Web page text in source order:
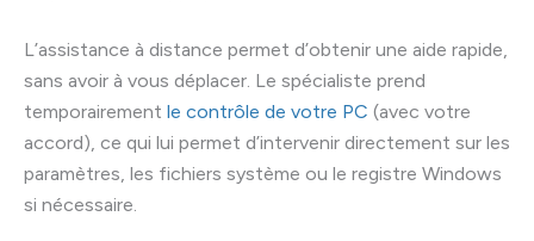
L’assistance à distance permet d’obtenir une aide rapide,
sans avoir à vous déplacer. Le spécialiste prend
temporairement le contrôle de votre PC (avec votre
accord), ce qui lui permet d’intervenir directement sur les
paramètres, les fichiers système ou le registre Windows
si nécessaire.